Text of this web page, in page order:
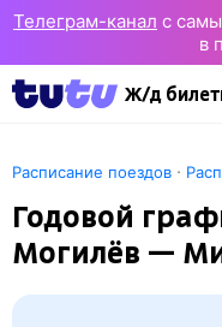
Телеграм-канал с
в
Ж/д
Расписание поездов ·
Годовой
Могилёв —